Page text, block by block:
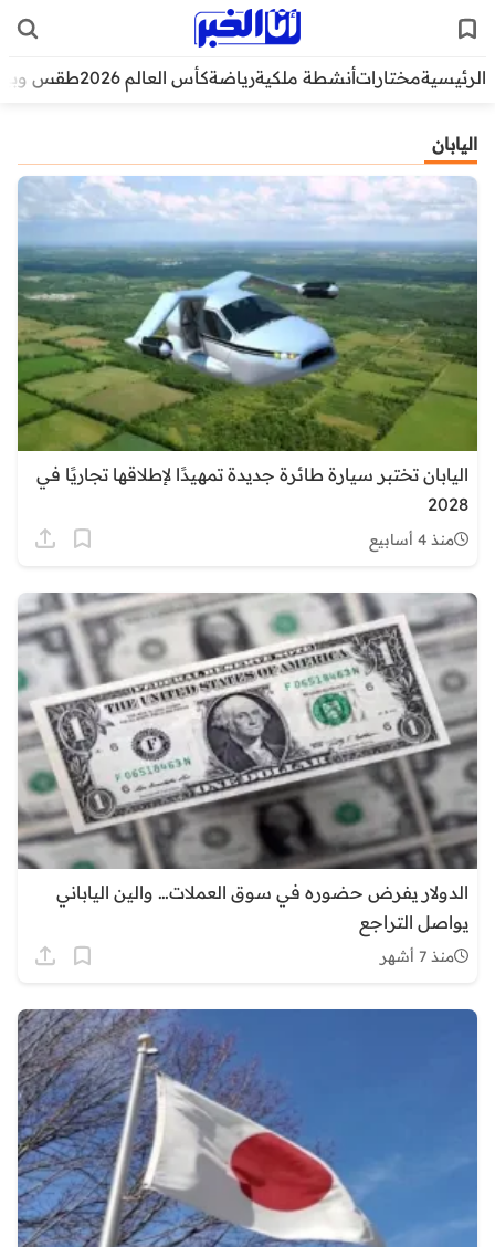
الرئيسيةمختاراتأنشطة ملكيةرياضةكأس العالم 2026 طقس
اليابان
اليابان تختبر سيارة طائرة جديدة تمهيدًا لإطلاقها تجاريًا في
2028
منذ 4 أسابيع
الدولار يفرض حضوره في سوق العملات… والين الياباني
يواصل التراجع
منذ 7 أشهر